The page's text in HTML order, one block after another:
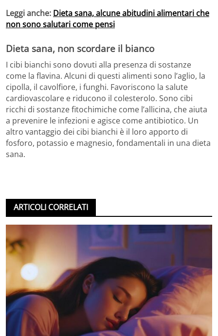
Leggi anche: Dieta sana, alcune abitudini alimentari che
non sono salutari come pensi
Dieta sana, non scordare il bianco
I cibi bianchi sono dovuti alla presenza di sostanze
come la flavina. Alcuni di questi alimenti sono l’aglio, la
cipolla, il cavolfiore, i funghi. Favoriscono la salute
cardiovascolare e riducono il colesterolo. Sono cibi
ricchi di sostanze fitochimiche come l’allicina, che aiuta
a prevenire le infezioni e agisce come antibiotico. Un
altro vantaggio dei cibi bianchi è il loro apporto di
fosforo, potassio e magnesio, fondamentali in una dieta
sana.
ARTICOLI CORRELATI